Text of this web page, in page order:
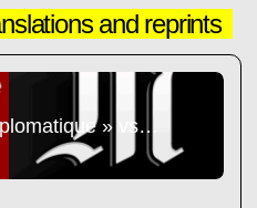
and reprints
« Le Monde Diplomatique » vs « Le Monde »